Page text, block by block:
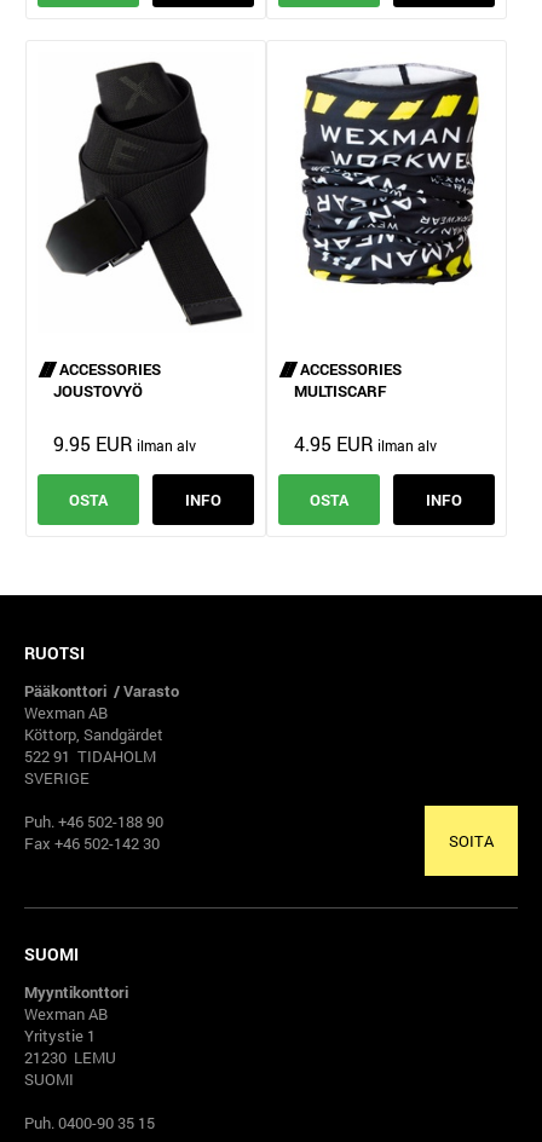
ACCESSORIES
JOUSTOVYÖ
9.95 EUR
OSTA INFO
ACCESSORIES
MULTISCARF
4.95 EUR
OSTA INFO
RUOTSI
Pääkonttori / Varasto
Wexman AB
Köttorp, Sandgärdet
522 91 TIDAHOLM
SVERIGE
Puh. +46 502-188 90
Fax +46 502-142 30
SOITA
SUOMI
Myyntikonttori
Wexman AB
Yritystie 1
21230 LEMU
SUOMI
Puh. 0400-90 35 15